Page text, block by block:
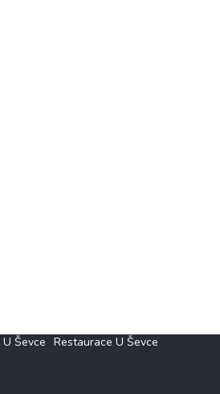
Ševce Restaurace U Ševce